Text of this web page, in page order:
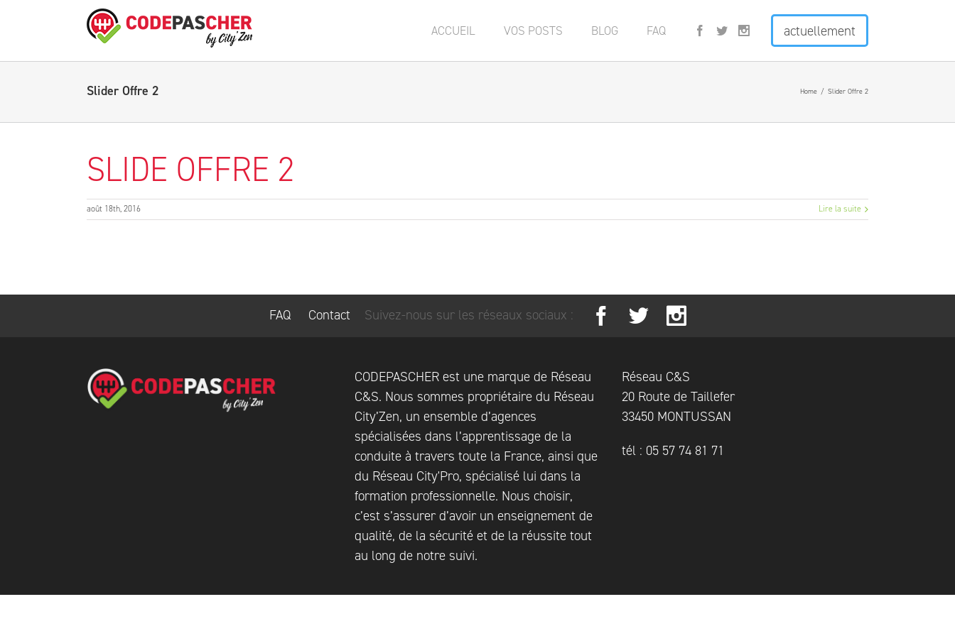
actuellement
ACCUEIL VOS POSTS BLOG FAQ
Slider Offre 2 Home / Slider Offre 2
SLIDE OFFRE 2
août 18th, 2016 Lire la suite
FAQ Contact Suivez-nous sur les réseaux sociaux :
CODEPASCHER est une marque de Réseau
C&S. Nous sommes propriétaire du Réseau
City’Zen, un ensemble d’agences
spécialisées dans l’apprentissage de la
conduite à travers toute la France, ainsi que
du Réseau City'Pro, spécialisé lui dans la
formation professionnelle. Nous choisir,
c’est s’assurer d’avoir un enseignement de
qualité, de la sécurité et de la réussite tout
au long de notre suivi.
Réseau C&S
20 Route de Taillefer
33450 MONTUSSAN
tél : 05 57 74 81 71